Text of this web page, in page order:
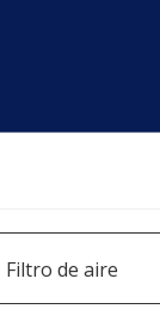
Filtro de aire